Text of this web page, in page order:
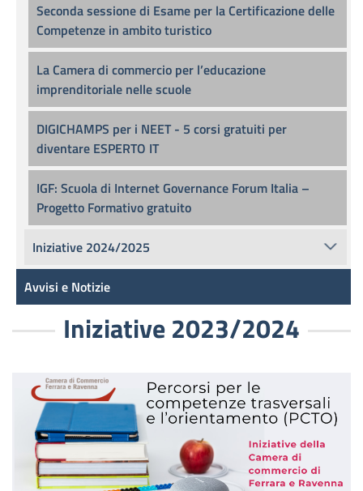
Iniziative 2023/2024
Seconda sessione di Esame per la Certificazione delle
Competenze in ambito turistico
La Camera di commercio per l’educazione
imprenditoriale nelle scuole
DIGICHAMPS per i NEET - 5 corsi gratuiti per
diventare ESPERTO IT
IGF: Scuola di Internet Governance Forum Italia –
Progetto Formativo gratuito
Iniziative 2024/2025
Avvisi e Notizie